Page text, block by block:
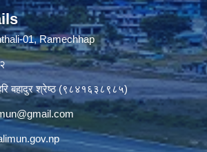
01, Ramechhap
बहादुर श्रेष्ठ (९८४१६३८९८५)